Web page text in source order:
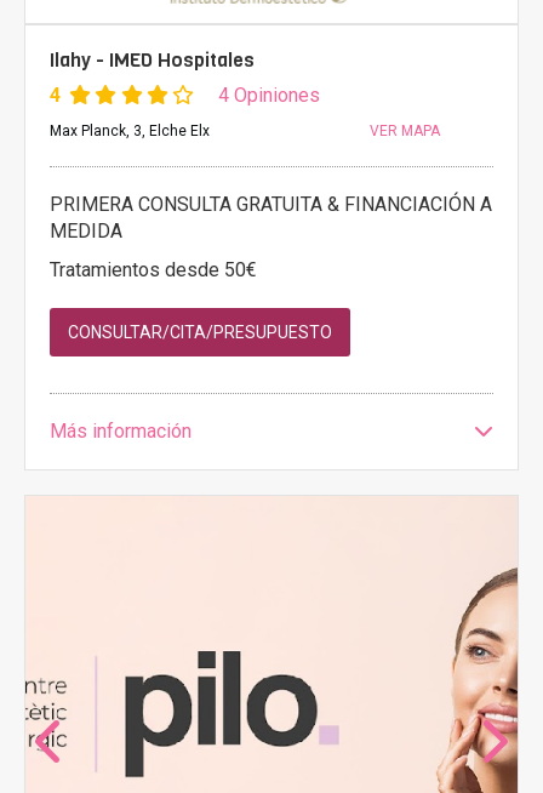
Ilahy - IMED Hospitales
4 4 Opiniones
Max Planck, 3, Elche Elx VER MAPA
PRIMERA CONSULTA GRATUITA & FINANCIACIÓN A
MEDIDA
Tratamientos desde 50€
CONSULTAR/CITA/PRESUPUESTO
Más información